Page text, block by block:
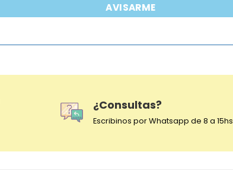
AVISARME
¿Consultas?
Escribinos por Whatsapp de 8 a 15hs